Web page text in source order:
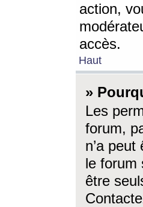
action,
accès.
Haut
»
Les
forum,
n’a
le forum
être